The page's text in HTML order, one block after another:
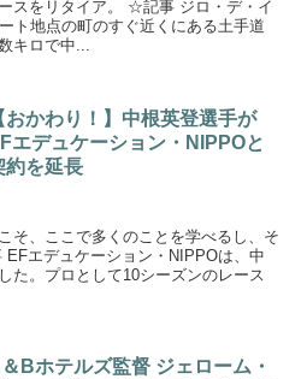
スをリタイア。 ☆記事 ジロ・デ・イ
ト地点の町のすぐ近くにある土手道
キロで中...
おかわり！】中根英登選手が
エデュケーション・NIPPOと
約を延長
そ、ここで多くのことを学べるし、そ
エデュケーション・NIPPOは、中
た。プロとして10シーズンのレース
Bホテルズ監督 ジェローム・